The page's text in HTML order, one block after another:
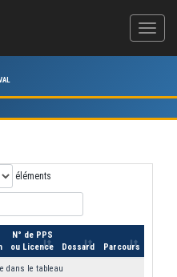
éléments
N° de PPS
ou Licence
Dossard Parcours
dans le tableau